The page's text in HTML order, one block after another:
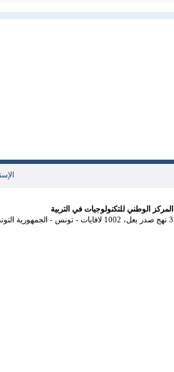
المركز الوطني للتكنولوجيات في التربية
3 نهج صدر بعل، 1002 لافايات - تونس - الجمهورية التونسية هاتف: 71833800